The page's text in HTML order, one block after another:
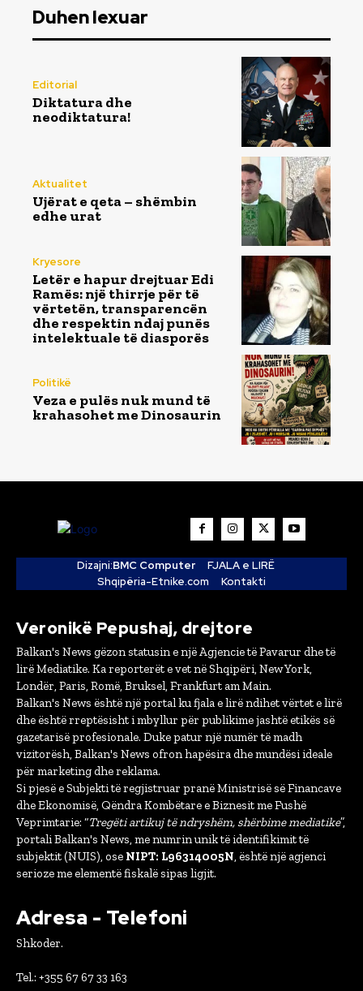
Duhen lexuar
Editorial
Diktatura dhe
neodiktatura!
Aktualitet
Ujërat e qeta – shëmbin
edhe urat
Kryesore
Letër e hapur drejtuar Edi
Ramës: një thirrje për të
vërtetën, transparencën
dhe respektin ndaj punës
intelektuale të diasporës
Politikë
Veza e pulës nuk mund të
krahasohet me Dinosaurin
Dizajni:BMC Computer
FJALA e LIRË
Shqipëria-Etnike.com
Kontakti
Veronikë Pepushaj, drejtore
Balkan's News gëzon statusin e një Agjencie të Pavarur dhe të
lirë Mediatike. Ka reporterët e vet në Shqipëri, New York,
Londër, Paris, Romë, Bruksel, Frankfurt am Main.
Balkan's News është një portal ku fjala e lirë ndihet vërtet e lirë
dhe është rreptësisht i mbyllur për publikime jashtë etikës së
gazetarisë profesionale. Duke patur një numër të madh
vizitorësh, Balkan's News ofron hapësira dhe mundësi ideale
për marketing dhe reklama.
Si pjesë e Subjekti të regjistruar pranë Ministrisë së Financave
dhe Ekonomisë, Qëndra Kombëtare e Biznesit me Fushë
Veprimtarie: “Tregëti artikuj të ndryshëm, shërbime mediatike”,
portali Balkan's News, me numrin unik të identifikimit të
subjektit (NUIS), ose NIPT: L96314005N, është një agjenci
serioze me elementë fiskalë sipas ligjit.
Adresa - Telefoni
Shkoder.
Tel.: +355 67 67 33 163